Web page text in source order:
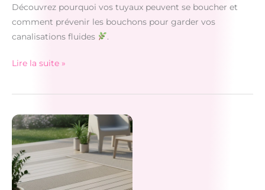
Découvrez pourquoi vos tuyaux peuvent se boucher et
comment prévenir les bouchons pour garder vos
canalisations fluides
.
les
se
bouchent
?
|
Angie
Lire la suite »